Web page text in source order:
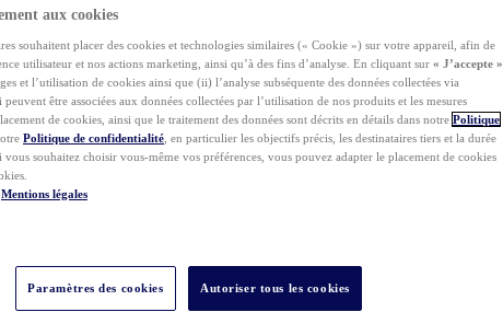
aux cookies
souhaitent placer des cookies et technologies similaires (« Cookie ») sur votre appareil, afin de
utilisateur et nos actions marketing, ainsi qu’à des fins d’analyse. En cliquant sur « J’accepte »
et l’utilisation de cookies ainsi que (ii) l’analyse subséquente des données collectées via
être associées aux données collectées par l’utilisation de nos produits et les mesures
de cookies, ainsi que le traitement des données sont décrits en détails dans notre Politique
Politique de confidentialité , en particulier les objectifs précis, les destinataires tiers et la durée
vous souhaitez choisir vous-même vos préférences, vous pouvez adapter le placement de cookies
Mentions légales
Paramètres des cookies Autoriser tous les cookies